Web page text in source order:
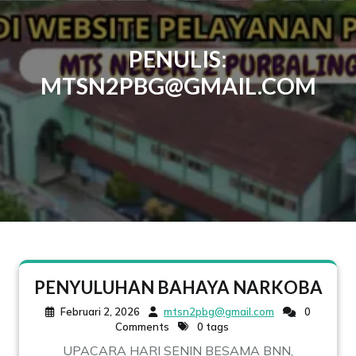
PENULIS:
MTSN2PBG@GMAIL.COM
PENYULUHAN BAHAYA NARKOBA
Februari 2, 2026 mtsn2pbg@gmail.com
0
Comments
0 tags
UPACARA HARI SENIN BESAMA BNN,